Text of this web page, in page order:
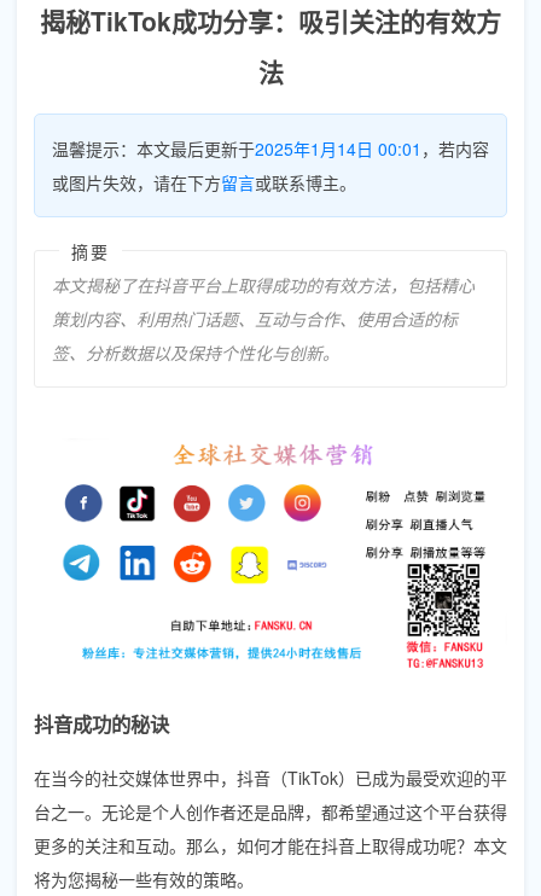
揭秘TikTok成功分享：吸引关注的有效方
法
温馨提示：本文最后更新于2025年1月14日 00:01 ，若内容
或图片失效，请在下方留言或联系博主。
摘要
本文揭秘了在抖音平台上取得成功的有效方法，包括精心
策划内容、利用热门话题、互动与合作、使用合适的标
签、分析数据以及保持个性化与创新。
抖音成功的秘诀
在当今的社交媒体世界中，抖音（TikTok）已成为最受欢迎的平
台之一。无论是个人创作者还是品牌，都希望通过这个平台获得
更多的关注和互动。那么，如何才能在抖音上取得成功呢？本文
将为您揭秘一些有效的策略。